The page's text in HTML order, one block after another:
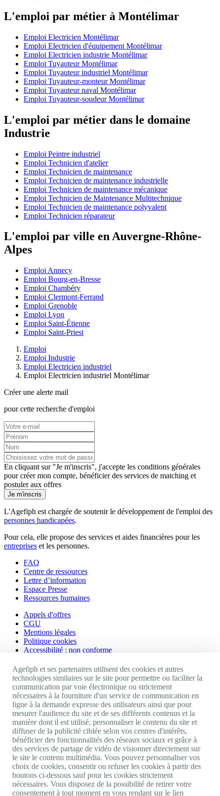
L'emploi par métier à Montélimar
Emploi Electricien Montélimar
Emploi Electricien d'équipement Montélimar
Emploi Electricien industrie Montélimar
Emploi Tuyauteur Montélimar
Emploi Tuyauteur industriel Montélimar
Emploi Tuyauteur-monteur Montélimar
Emploi Tuyauteur naval Montélimar
Emploi Tuyauteur-soudeur Montélimar
L'emploi par métier dans le domaine
Industrie
Emploi Peintre industriel
Emploi Technicien d'atelier
Emploi Technicien de maintenance
Emploi Technicien de maintenance industrielle
Emploi Technicien de maintenance mécanique
Emploi Technicien de Maintenance Multitechnique
Emploi Technicien de maintenance polyvalent
Emploi Technicien réparateur
L'emploi par ville en Auvergne-Rhône-
Alpes
Emploi Annecy
Emploi Bourg-en-Bresse
Emploi Chambéry
Emploi Clermont-Ferrand
Emploi Grenoble
Emploi Lyon
Emploi Saint-Étienne
Emploi Saint-Priest
Emploi
Emploi Industrie
Emploi Electricien industriel
Emploi Electricien industriel Montélimar
Créer une alerte mail
pour cette recherche d'emploi
En cliquant sur "Je m'inscris", j'accepte les conditions générales
pour créer mon compte, bénéficier des services de matching et
postuler aux offres
Je m'inscris
L'Agefiph est chargée de soutenir le développement de l'emploi des
personnes handicapées.
Pour cela, elle propose des services et aides financières pour les
entreprises et les personnes.
FAQ
Centre de ressources
Lettre d’information
Espace Presse
Ressources humaines
Appels d'offres
CGU
Mentions légales
Politique cookies
Accessibilité : non conforme
Nos autres sites
Site portail Agefiph
Activateur de progrès
Handinnov
Innovation et recherche
Université du RRH
Service AppuiPro
Nous suivre
Youtube
Linkedin
Agefiph et ses partenaires utilisent des cookies et autres
technologies similaires sur le site pour permettre ou faciliter la
communication par voie électronique ou strictement
nécessaires à la fourniture d'un service de communication en
ligne à la demande expresse des utilisateurs ainsi que pour
mesurer l'audience du site et de ses différents contenus et la
manière dont il est utilisé, personnaliser le contenu du site et
diffuser de la publicité ciblée selon vos centres d'intérêts,
bénéficier des fonctionnalités des réseaux sociaux et grâce à
des services de partage de vidéo de visionner directement sur
le site le contenu multimédia. Vous pouvez personnaliser vos
choix de cookies, consentir ou refuser les cookies à partir des
boutons ci-dessous sauf pour les cookies strictement
nécessaires. Vous disposez de la possibilité de retirer votre
consentement à tout moment en vous rendant sur le lien